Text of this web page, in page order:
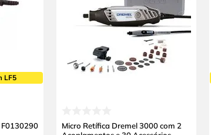
LF5
Micro Retífica Dremel 3000 com 2